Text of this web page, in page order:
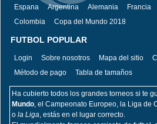
Espana Argentina Alemania Francia
Colombia
Copa del Mundo 2018
FUTBOL POPULAR
Login Sobre nosotros Mapa del sitio
Método de pago
Tabla de tamaños
Ha cubierto todos los grandes torneos si te
Mundo, el Campeonato Europeo, la Liga de
o la Liga, estás en el lugar correcto.